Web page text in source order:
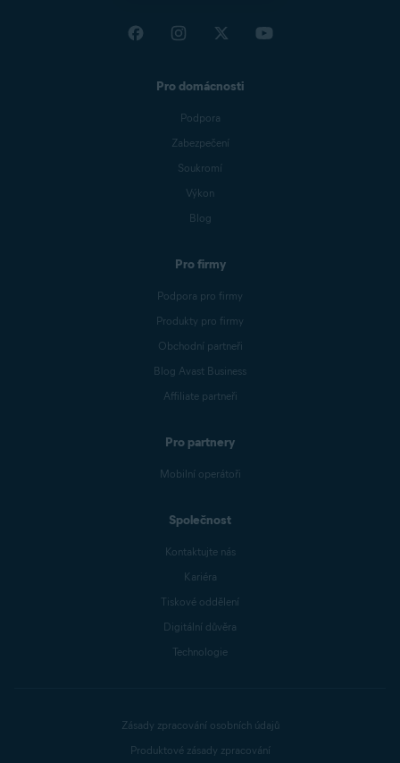
Pro domácnosti
Podpora
Zabezpečení
Soukromí
Výkon
Blog
Pro firmy
Podpora pro firmy
Produkty pro firmy
Obchodní partneři
Blog Avast Business
Affiliate partneři
Pro partnery
Mobilní operátoři
Společnost
Kontaktujte nás
Kariéra
Tiskové oddělení
Digitální důvěra
Technologie
Zásady zpracování osobních údajů
Produktové zásady zpracování